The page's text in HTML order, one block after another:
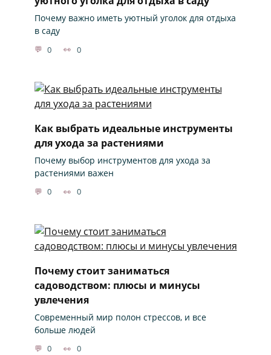
Почему важно иметь уютный уголок для отдыха
в саду
0 0
Как выбрать идеальные инструменты
для ухода за растениями
Почему выбор инструментов для ухода за
растениями важен
0 0
Почему стоит заниматься
садоводством: плюсы и минусы
увлечения
Современный мир полон стрессов, и все
больше людей
0 0